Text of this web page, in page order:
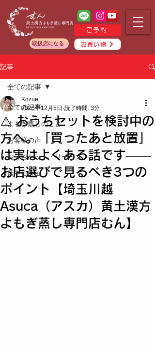
ご予約
お買い物
取扱店になる
記事
全ての記事
よもぎ蒸しのこと
お客様の声
おうちセット・サービス
店主コズエ
全ての記事
⚠️ おうちセットを検討中の
方へ。「買ったあと放置」
は実はよくある話です——
お店選びで見るべき3つの
ポイント【埼玉川越
Asuca（アスカ）黄土漢方
よもぎ蒸し専門店むん】
Kozue
2025年12月5日 読了時間: 3分